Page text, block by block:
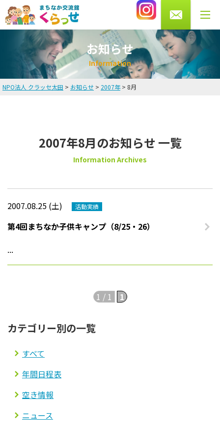
0276-56-4433
受付時間 月・水・木・金 10～13時/14～20時
土曜 9～16時まで（火・日曜休館）
HOME
英会話教室
料金
プライバシーポリシー
お知らせ
Information
NPO法人 クラッセ太田 > お知らせ > 2007年> 8月
2007年8月のお知らせ 一覧
Information Archives
2007.08.25 (土) 活動実績
第4回まちなか子供キャンプ（8/25・26）
...
1 / 1 1
カテゴリー別の一覧
すべて
年間日程表
空き情報
ニュース